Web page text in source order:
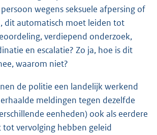
wegens seksuele afpersing of
dit automatisch moet leiden tot
verdiepend onderzoek,
en escalatie? Zo ja, hoe is dit
waarom niet?
de politie een landelijk werkend
meldingen tegen dezelfde
eenheden) ook als eerdere
vervolging hebben geleid